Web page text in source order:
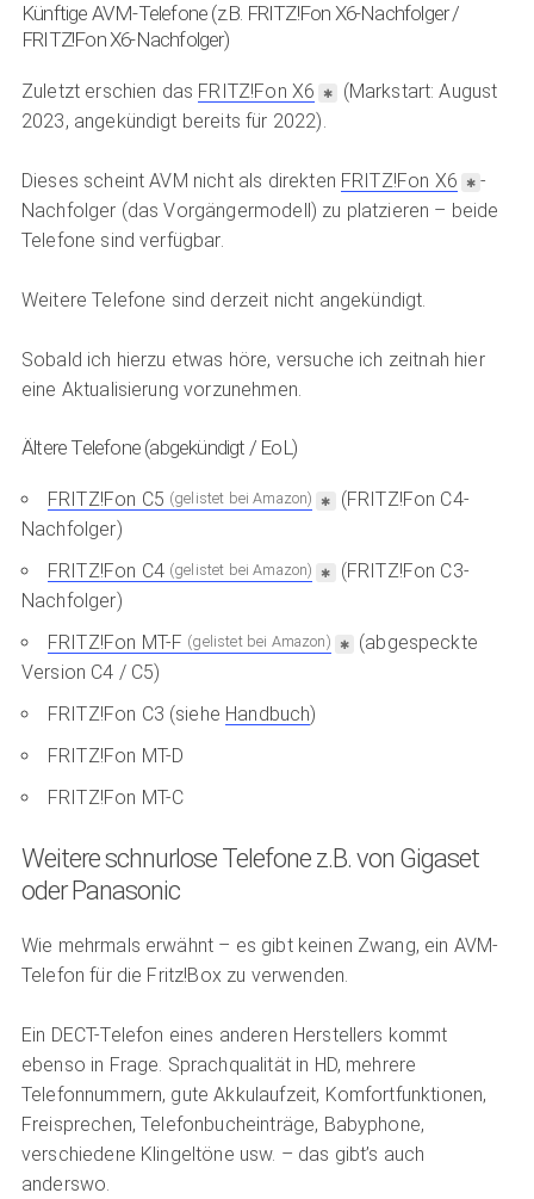
Künftige AVM-Telefone (z.B. FRITZ!Fon X6-Nachfolger /
FRITZ!Fon X6-Nachfolger)
Zuletzt erschien das FRITZ!Fon X6
(Markstart: August
2023, angekündigt bereits für 2022).
Dieses scheint AVM nicht als direkten FRITZ!Fon X6
-
Nachfolger (das Vorgängermodell) zu platzieren – beide
Telefone sind verfügbar.
Weitere Telefone sind derzeit nicht angekündigt.
Sobald ich hierzu etwas höre, versuche ich zeitnah hier
eine Aktualisierung vorzunehmen.
Ältere Telefone (abgekündigt / EoL)
FRITZ!Fon C5 (gelistet bei Amazon)
(FRITZ!Fon C4-
Nachfolger)
FRITZ!Fon C4 (gelistet bei Amazon)
(FRITZ!Fon C3-
Nachfolger)
FRITZ!Fon MT-F (gelistet bei Amazon)
(abgespeckte
Version C4 / C5)
FRITZ!Fon C3 (siehe Handbuch)
FRITZ!Fon MT-D
FRITZ!Fon MT-C
Weitere schnurlose Telefone z.B. von Gigaset
oder Panasonic
Wie mehrmals erwähnt – es gibt keinen Zwang, ein AVM-
Telefon für die Fritz!Box zu verwenden.
Ein DECT-Telefon eines anderen Herstellers kommt
ebenso in Frage. Sprachqualität in HD, mehrere
Telefonnummern, gute Akkulaufzeit, Komfortfunktionen,
Freisprechen, Telefonbucheinträge, Babyphone,
verschiedene Klingeltöne usw. – das gibt’s auch
anderswo.